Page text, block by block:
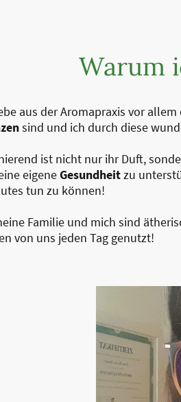
Warum
aus der Aromapraxis vor
sind und ich durch diese
ist nicht nur ihr Duft,
eigeneGesundheitzu
tun zu können!
Familie und mich sind
von uns jeden Tag genutzt!